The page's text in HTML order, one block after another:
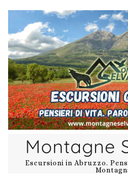
contenuto
Montagne
Escursioni in Abruzzo.